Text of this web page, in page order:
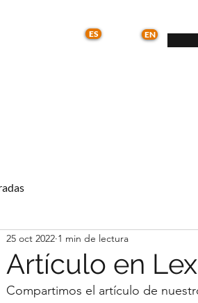
ES EN
Artículo en
25 oct 2022 1 min de lectura
Compartimos el artículo de